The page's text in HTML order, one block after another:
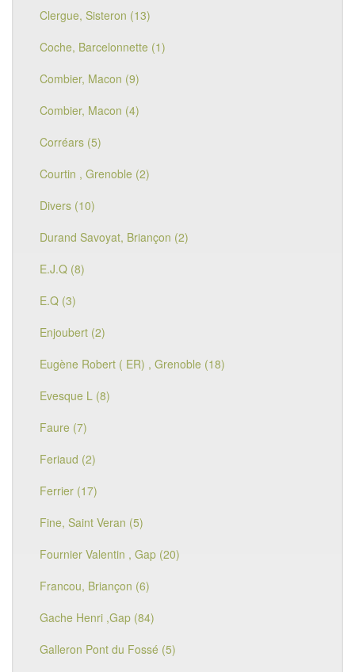
Clergue, Sisteron (13)
Coche, Barcelonnette (1)
Combier, Macon (9)
Combier, Macon (4)
Corréars (5)
Courtin , Grenoble (2)
Divers (10)
Durand Savoyat, Briançon (2)
E.J.Q (8)
E.Q (3)
Enjoubert (2)
Eugène Robert ( ER) , Grenoble (18)
Evesque L (8)
Faure (7)
Feriaud (2)
Ferrier (17)
Fine, Saint Veran (5)
Fournier Valentin , Gap (20)
Francou, Briançon (6)
Gache Henri ,Gap (84)
Galleron Pont du Fossé (5)